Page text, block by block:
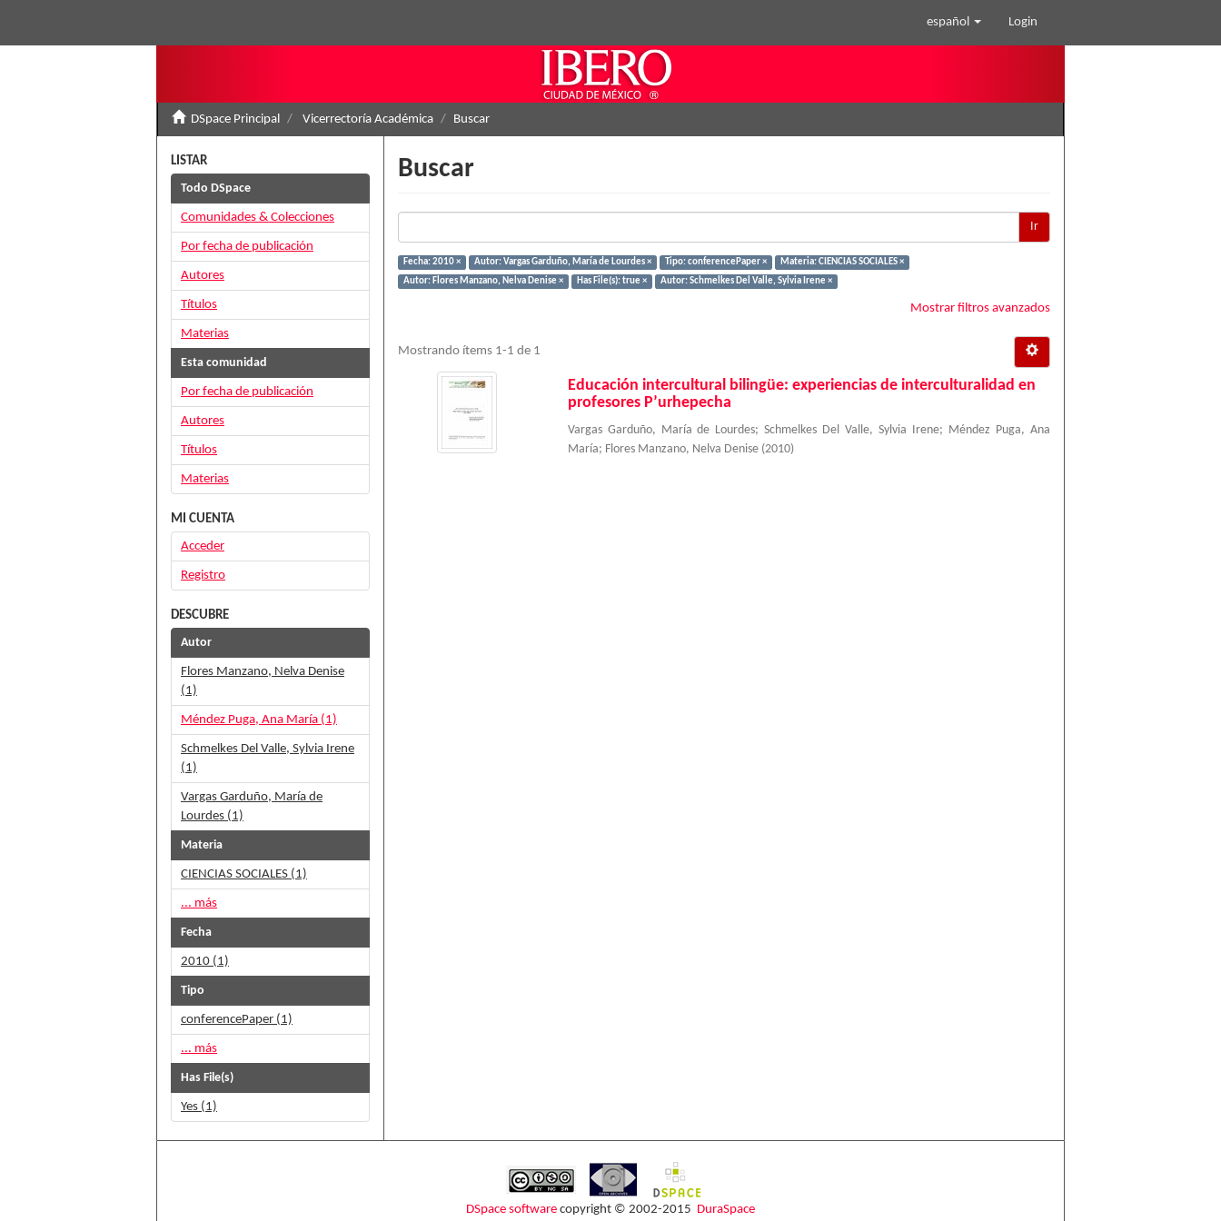
español Login
DSpace Principal Vicerrectoría Académica Buscar
Buscar
Ir
Fecha: 2010 × Autor: Vargas Garduño, María de Lourdes × Tipo: conferencePaper ×
Materia: CIENCIAS SOCIALES ×
Autor: Flores Manzano, Nelva Denise ×
Has File(s): true × Autor: Schmelkes Del Valle, Sylvia Irene ×
Mostrar filtros avanzados
Mostrando ítems 1-1 de 1
Educación intercultural bilingüe: experiencias de interculturalidad en
profesores P’urhepecha
Vargas Garduño, María de Lourdes;Schmelkes Del Valle, Sylvia Irene;
Méndez Puga, Ana
María; Flores Manzano, Nelva Denise (2010)
LISTAR
Todo DSpace
Comunidades & Colecciones
Por fecha de publicación
Autores
Títulos
Materias
Esta comunidad
Por fecha de publicación
Autores
Títulos
Materias
MI CUENTA
Acceder
Registro
DESCUBRE
Autor
Flores Manzano, Nelva Denise
(1)
Méndez Puga, Ana María (1)
Schmelkes Del Valle, Sylvia Irene
(1)
Vargas Garduño, María de
Lourdes (1)
Materia
CIENCIAS SOCIALES (1)
... más
Fecha
2010 (1)
Tipo
conferencePaper (1)
... más
Has File(s)
Yes (1)
DSpace software copyright © 2002-2015 DuraSpace